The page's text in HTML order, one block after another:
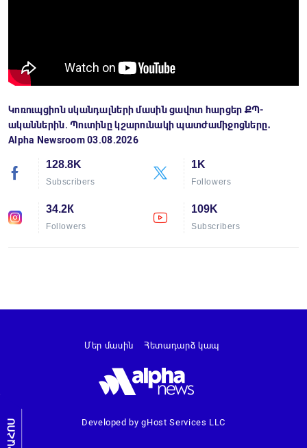
Կոռուպցիոն սկանդալների մասին ցավոտ հարցեր ՔՊ-
ականներին. Պուտինը կշարունակի պատժամիջոցները․
Alpha Newsroom 03.08.2026
128.8K
Subscribers
1K
Followers
34.2К
Followers
109K
Subscribers
ԼՐԱՀՈՍ Developed by gHost Services LLC
Մեր մասին Հետադարձ կապ